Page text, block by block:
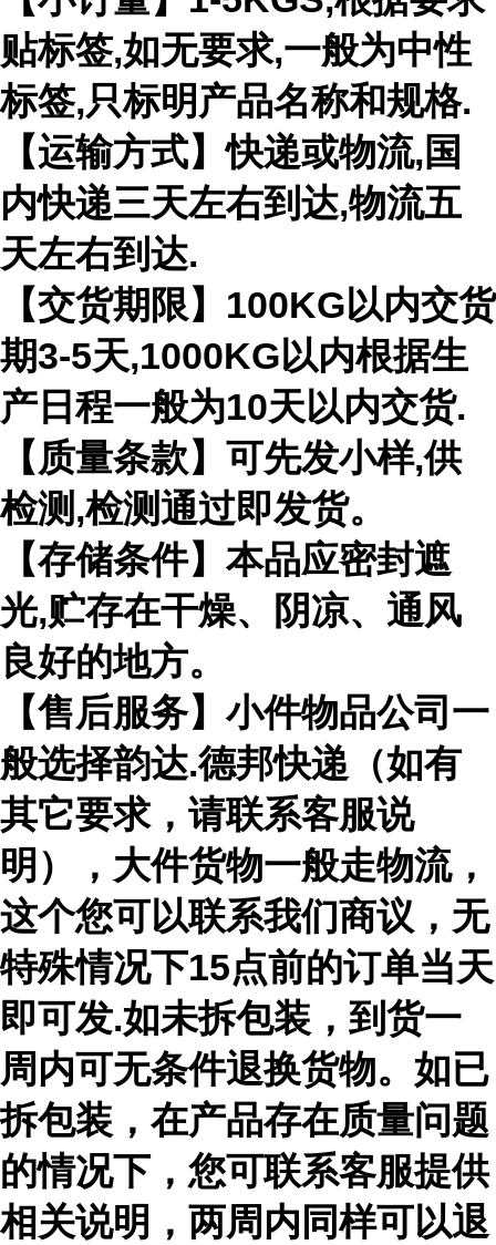
贴标签,如无要求,一般为中性
标签,只标明产品名称和规格.
【运输方式】快递或物流,国
内快递三天左右到达,物流五
天左右到达.
【交货期限】100KG以内交货
期3-5天,1000KG以内根据生
产日程一般为10天以内交货.
【质量条款】可先发小样,供
检测,检测通过即发货。
【存储条件】本品应密封遮
光,贮存在干燥、阴凉、通风
良好的地方。
【售后服务】小件物品公司一
般选择韵达.德邦快递（如有
其它要求，请联系客服说
明），大件货物一般走物流，
这个您可以联系我们商议，无
特殊情况下15点前的订单当天
即可发.如未拆包装，到货一
周内可无条件退换货物。如已
拆包装，在产品存在质量问题
的情况下，您可联系客服提供
相关说明，两周内同样可以退